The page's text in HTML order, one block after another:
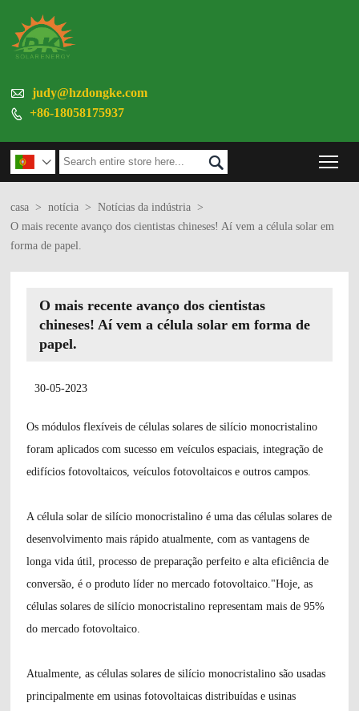
 judy@hzdongke.com
 +86-18058175937
 
casa > notícia > Notícias da indústria >
O mais recente avanço dos cientistas chineses! Aí vem a célula solar em
forma de papel.
O mais recente avanço dos cientistas
chineses! Aí vem a célula solar em forma de
papel.
30-05-2023
Os módulos flexíveis de células solares de silício monocristalino
foram aplicados com sucesso em veículos espaciais, integração de
edifícios fotovoltaicos, veículos fotovoltaicos e outros campos.
A célula solar de silício monocristalino é uma das células solares de
desenvolvimento mais rápido atualmente, com as vantagens de
longa vida útil, processo de preparação perfeito e alta eficiência de
conversão, é o produto líder no mercado fotovoltaico."Hoje, as
células solares de silício monocristalino representam mais de 95%
do mercado fotovoltaico
Atualmente, as células solares de silício monocristalino são usadas
principalmente em usinas fotovoltaicas distribuídas e usinas